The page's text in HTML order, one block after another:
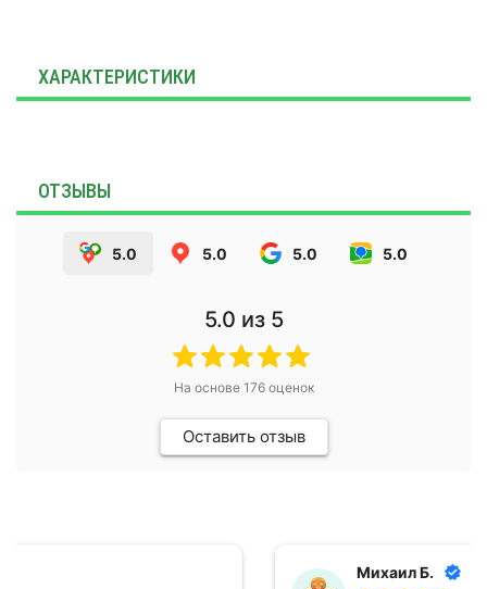
ХАРАКТЕРИСТИКИ
ОТЗЫВЫ
5.0 5.0 5.0 5.0
5.0 из 5
На основе 176оценок
Оставить отзыв